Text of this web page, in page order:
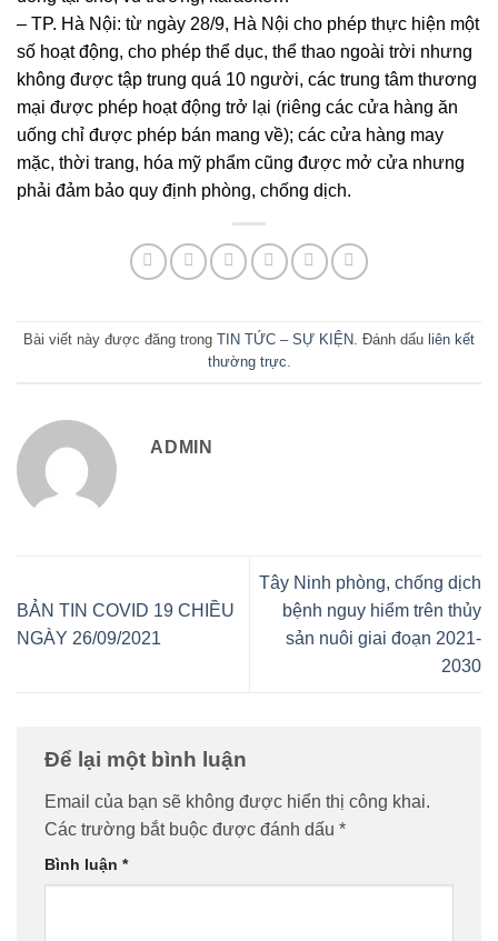
– TP. Hà Nội: từ ngày 28/9, Hà Nội cho phép thực hiện một
số hoạt động, cho phép thể dục, thể thao ngoài trời nhưng
không được tập trung quá 10 người, các trung tâm thương
mại được phép hoạt động trở lại (riêng các cửa hàng ăn
uống chỉ được phép bán mang về); các cửa hàng may
mặc, thời trang, hóa mỹ phẩm cũng được mở cửa nhưng
phải đảm bảo quy định phòng, chống dịch.
Bài viết này được đăng trong TIN TỨC – SỰ KIỆN. Đánh dấu liên kết
thường trực.
ADMIN
BẢN TIN COVID 19 CHIỀU
NGÀY 26/09/2021
Tây Ninh phòng, chống dịch
bệnh nguy hiểm trên thủy
sản nuôi giai đoạn 2021-
2030
Để lại một bình luận
Email của bạn sẽ không được hiển thị công khai.
Các trường bắt buộc được đánh dấu *
Bình luận *